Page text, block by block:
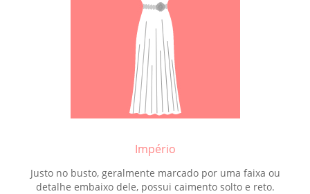
Império
Justo no busto, geralmente marcado por uma faixa ou
detalhe embaixo dele, possui caimento solto e reto.